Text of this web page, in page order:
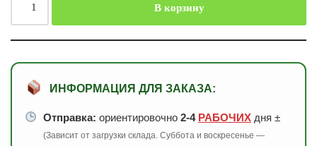
В корзину
ИНФОРМАЦИЯ ДЛЯ ЗАКАЗА:
Отправка: ориентировочно 2-4 РАБОЧИХдня ±
(Зависит от загрузки склада. Суббота и воскресенье —